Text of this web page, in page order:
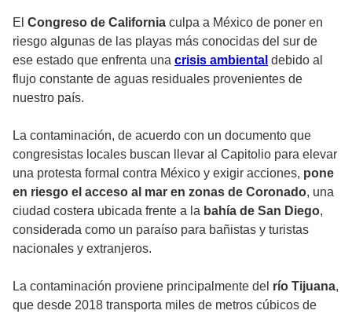
El Congreso de California culpa a México de poner en
riesgo algunas de las playas más conocidas del sur de
ese estado que enfrenta una crisis ambiental debido al
flujo constante de aguas residuales provenientes de
nuestro país.
La contaminación, de acuerdo con un documento que
congresistas locales buscan llevar al Capitolio para elevar
una protesta formal contra México y exigir acciones, pone
en riesgo el acceso al mar en zonas de Coronado, una
ciudad costera ubicada frente a la bahía de San Diego,
considerada como un paraíso para bañistas y turistas
nacionales y extranjeros.
La contaminación proviene principalmente del río Tijuana,
que desde 2018 transporta miles de metros cúbicos de